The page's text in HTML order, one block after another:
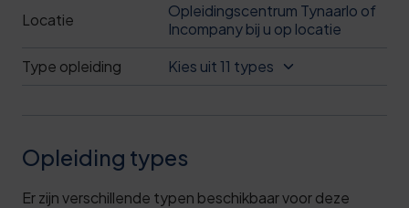
Locatie
Opleidingscentrum Tynaarlo of
Incompany bij u op locatie
Type opleiding
Kies uit 11 types
Opleiding types
Er zijn verschillende typen beschikbaar voor deze